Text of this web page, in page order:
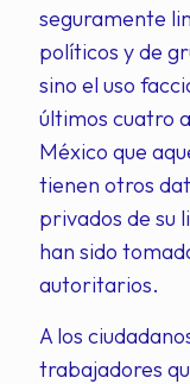
seguramente
políticos y de
sino el uso
últimos cuatro
México que
tienen otros
privados de su
han sido
autoritarios.
A los
trabajadores